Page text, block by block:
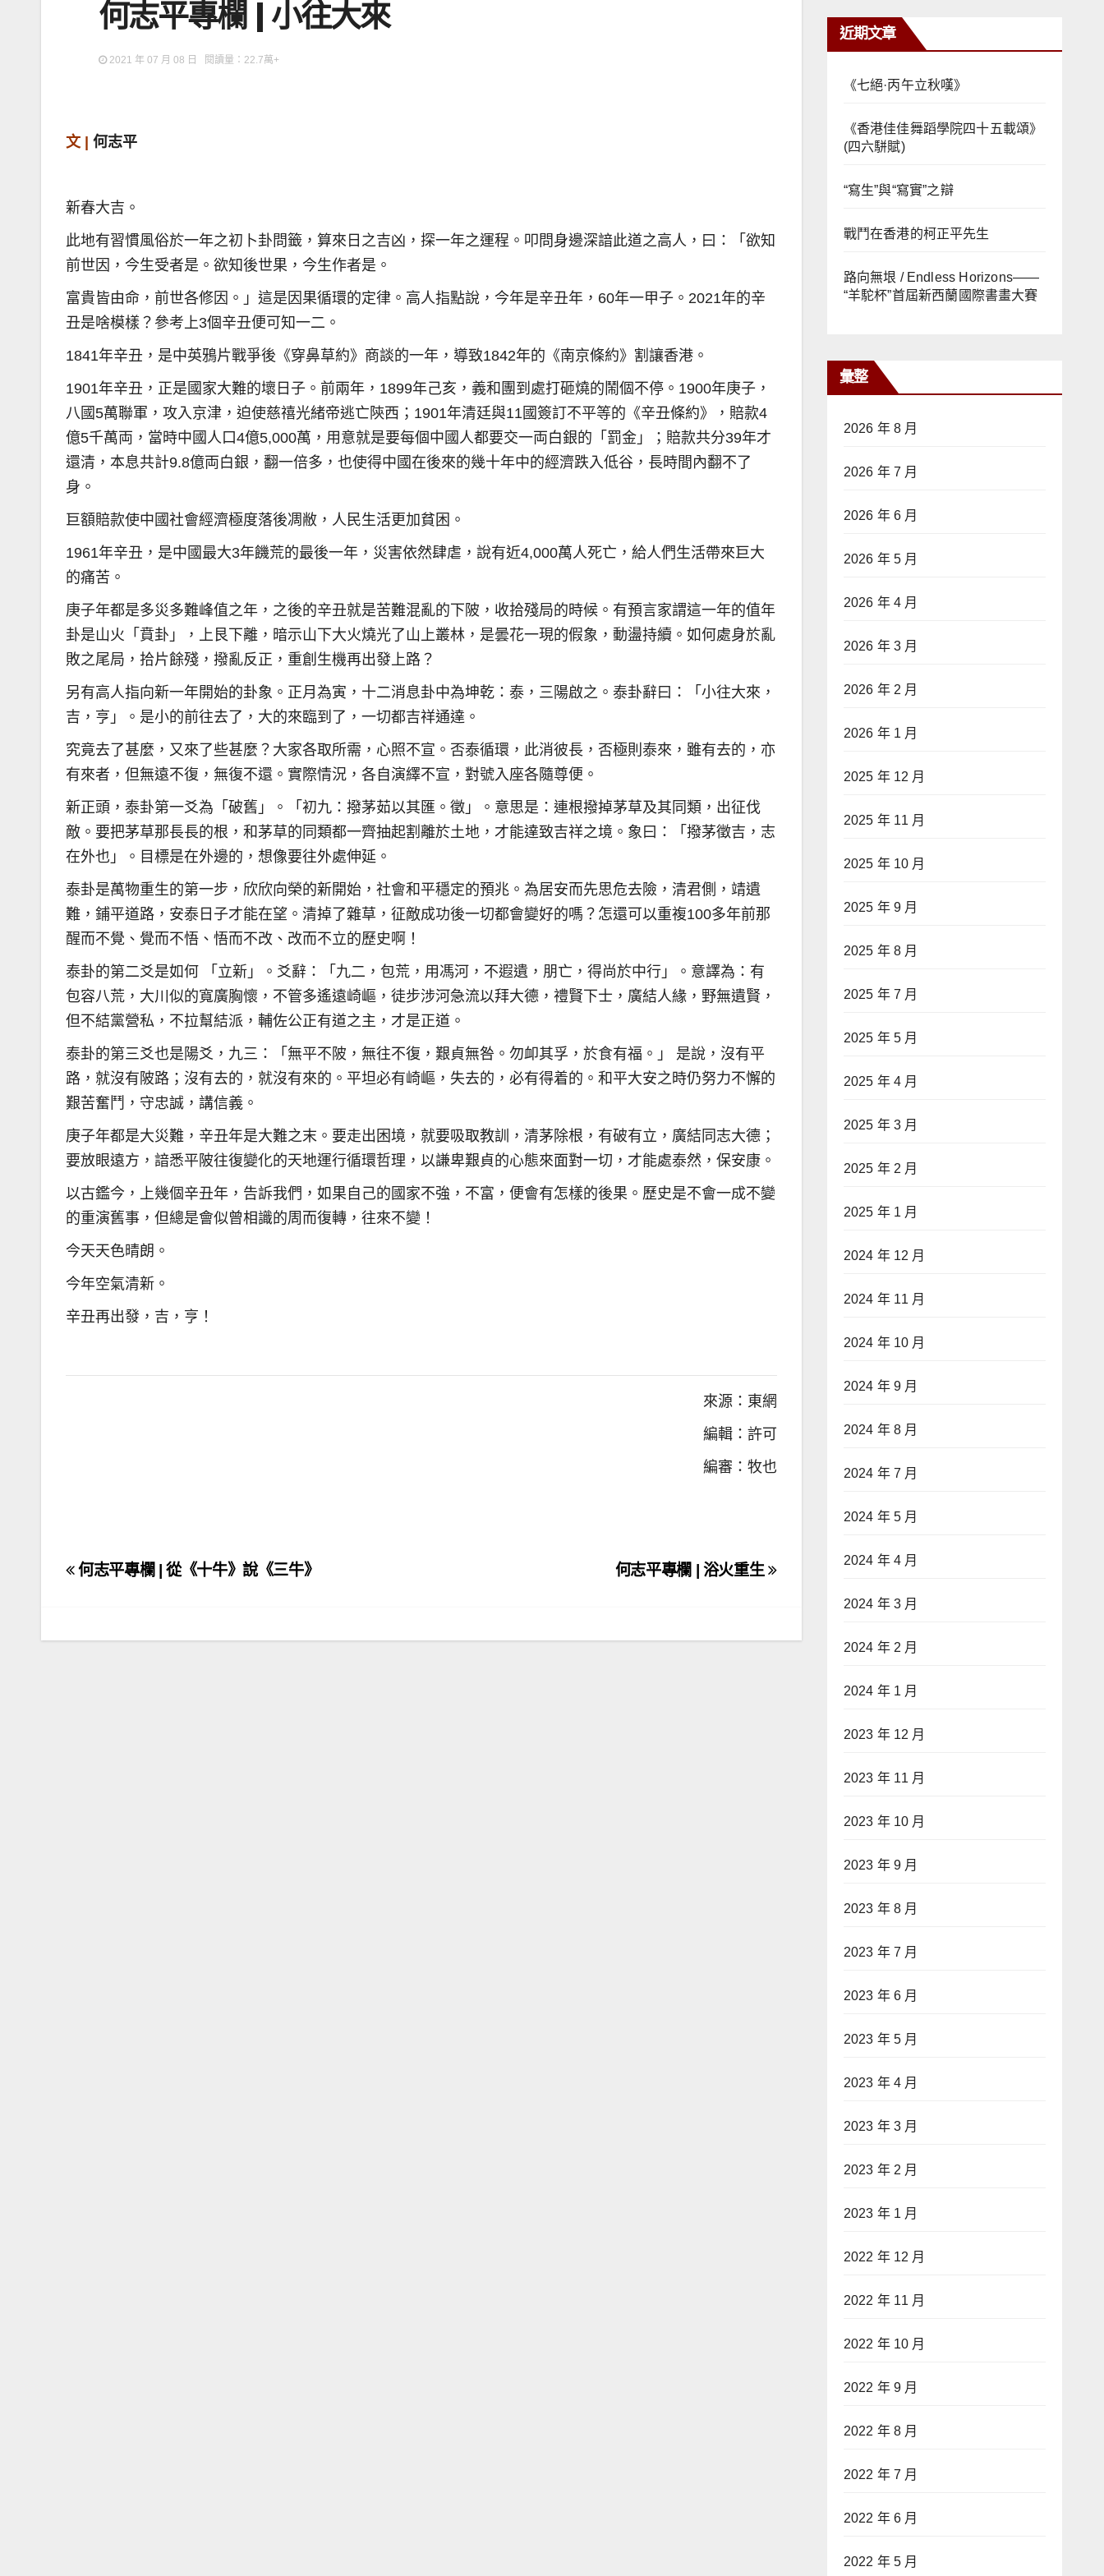
何志平專欄 | 小往大來
2021 年 07 月 08 日 閱讀量：22.7萬+
文 | 何志平
新春大吉。
此地有習慣風俗於一年之初卜卦問籤，算來日之吉凶，探一年之運程。叩問身邊深諳此道之高人，曰：「欲知
前世因，今生受者是。欲知後世果，今生作者是。
富貴皆由命，前世各修因。」這是因果循環的定律。高人指點說，今年是辛丑年，60年一甲子。2021年的辛
丑是啥模樣？參考上3個辛丑便可知一二。
1841年辛丑，是中英鴉片戰爭後《穿鼻草約》商談的一年，導致1842年的《南京條約》割讓香港。
1901年辛丑，正是國家大難的壞日子。前兩年，1899年己亥，義和團到處打砸燒的鬧個不停。1900年庚子，
八國5萬聯軍，攻入京津，迫使慈禧光緒帝逃亡陝西；1901年清廷與11國簽訂不平等的《辛丑條約》，賠款4
億5千萬両，當時中國人口4億5,000萬，用意就是要每個中國人都要交一両白銀的「罰金」；賠款共分39年才
還清，本息共計9.8億両白銀，翻一倍多，也使得中國在後來的幾十年中的經濟跌入低谷，長時間內翻不了
身。
巨額賠款使中國社會經濟極度落後凋敝，人民生活更加貧困。
1961年辛丑，是中國最大3年饑荒的最後一年，災害依然肆虐，說有近4,000萬人死亡，給人們生活帶來巨大
的痛苦。
庚子年都是多災多難峰值之年，之後的辛丑就是苦難混亂的下陂，收拾殘局的時候。有預言家謂這一年的值年
卦是山火「賁卦」，上艮下離，暗示山下大火燒光了山上叢林，是曇花一現的假象，動盪持續。如何處身於亂
敗之尾局，拾片餘殘，撥亂反正，重創生機再出發上路？
另有高人指向新一年開始的卦象。正月為寅，十二消息卦中為坤乾：泰，三陽啟之。泰卦辭曰：「小往大來，
吉，亨」。是小的前往去了，大的來臨到了，一切都吉祥通達。
究竟去了甚麼，又來了些甚麼？大家各取所需，心照不宣。否泰循環，此消彼長，否極則泰來，雖有去的，亦
有來者，但無遠不復，無復不還。實際情況，各自演繹不宣，對號入座各隨尊便。
新正頭，泰卦第一爻為「破舊」。「初九：撥茅茹以其匯。徵」。意思是：連根撥掉茅草及其同類，出征伐
敵。要把茅草那長長的根，和茅草的同類都一齊抽起割離於土地，才能達致吉祥之境。象曰：「撥茅徵吉，志
在外也」。目標是在外邊的，想像要往外處伸延。
泰卦是萬物重生的第一步，欣欣向榮的新開始，社會和平穩定的預兆。為居安而先思危去險，清君側，靖遺
難，鋪平道路，安泰日子才能在望。清掉了雜草，征敵成功後一切都會變好的嗎？怎還可以重複100多年前那
醒而不覺、覺而不悟、悟而不改、改而不立的歷史啊！
泰卦的第二爻是如何 「立新」。爻辭：「九二，包荒，用馮河，不遐遺，朋亡，得尚於中行」。意譯為：有
包容八荒，大川似的寬廣胸懷，不管多遙遠崎嶇，徒步涉河急流以拜大德，禮賢下士，廣結人緣，野無遺賢，
但不結黨營私，不拉幫結派，輔佐公正有道之主，才是正道。
泰卦的第三爻也是陽爻，九三：「無平不陂，無往不復，艱貞無咎。勿卹其孚，於食有福。」 是說，沒有平
路，就沒有陂路；沒有去的，就沒有來的。平坦必有崎嶇，失去的，必有得着的。和平大安之時仍努力不懈的
艱苦奮鬥，守忠誠，講信義。
庚子年都是大災難，辛丑年是大難之末。要走出困境，就要吸取教訓，清茅除根，有破有立，廣結同志大德；
要放眼遠方，諳悉平陂往復變化的天地運行循環哲理，以謙卑艱貞的心態來面對一切，才能處泰然，保安康。
以古鑑今，上幾個辛丑年，告訴我們，如果自己的國家不強，不富，便會有怎樣的後果。歷史是不會一成不變
的重演舊事，但總是會似曾相識的周而復轉，往來不變！
今天天色晴朗。
今年空氣清新。
辛丑再出發，吉，亨！
來源：東網
編輯：許可
編審：牧也
文
何志平專欄 | 浴火重生
何志平專欄 | 從《十牛》說《三牛》
近期文章
《七絕·丙午立秋嘆》
《香港佳佳舞蹈學院四十五載頌》
(四六駢賦)
“寫生”與“寫實”之辯
戰鬥在香港的柯正平先生
路向無垠 / Endless Horizons——
“羊駝杯”首屆新西蘭國際書畫大賽
彙整
2026 年 8 月
2026 年 7 月
2026 年 6 月
2026 年 5 月
2026 年 4 月
2026 年 3 月
2026 年 2 月
2026 年 1 月
2025 年 12 月
2025 年 11 月
2025 年 10 月
2025 年 9 月
2025 年 8 月
2025 年 7 月
2025 年 5 月
2025 年 4 月
2025 年 3 月
2025 年 2 月
2025 年 1 月
2024 年 12 月
2024 年 11 月
2024 年 10 月
2024 年 9 月
2024 年 8 月
2024 年 7 月
2024 年 5 月
2024 年 4 月
2024 年 3 月
2024 年 2 月
2024 年 1 月
2023 年 12 月
2023 年 11 月
2023 年 10 月
2023 年 9 月
2023 年 8 月
2023 年 7 月
2023 年 6 月
2023 年 5 月
2023 年 4 月
2023 年 3 月
2023 年 2 月
2023 年 1 月
2022 年 12 月
2022 年 11 月
2022 年 10 月
2022 年 9 月
2022 年 8 月
2022 年 7 月
2022 年 6 月
2022 年 5 月